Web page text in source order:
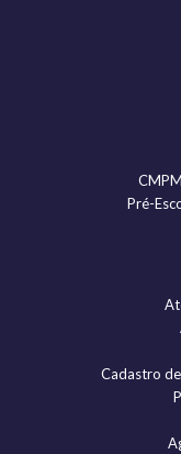
Pré-
Cadastro